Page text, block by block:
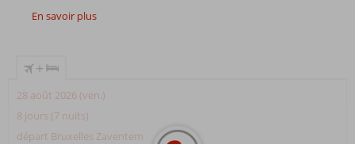
En savoir plus
+
28 août 2026 (ven.)
8 jours (7 nuits)
départ Bruxelles Zaventem